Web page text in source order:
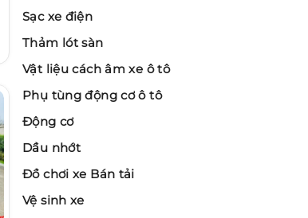
Sạc xe điện
Thảm lót sàn
Vật liệu cách âm xe ô tô
Phụ tùng động cơ ô tô
Động cơ
Dầu nhớt
Đồ chơi xe Bán tải
Vệ sinh xe